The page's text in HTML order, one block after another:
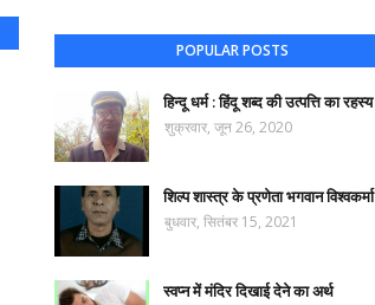
POPULAR POSTS
हिन्दू धर्म : हिंदू शब्द की उत्पत्ति का रहस्य
शुक्रवार, जून 26, 2020
शिल्प शास्त्र के प्रणेता भगवान विश्वकर्मा
बुधवार, सितंबर 15, 2021
स्वप्न में मंदिर दिखाई देने का अर्थ